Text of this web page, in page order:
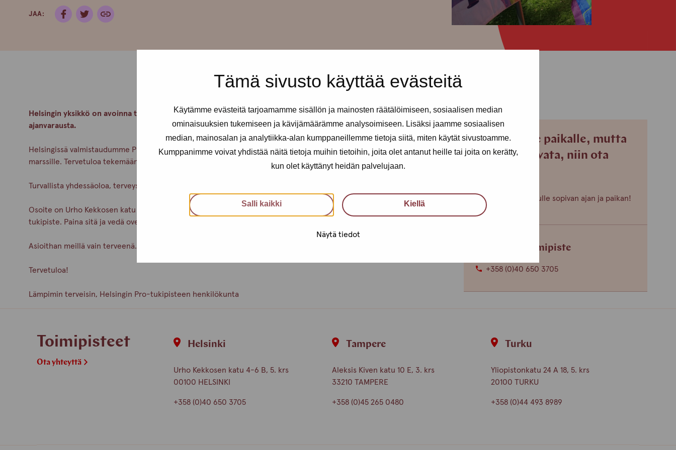
Tämä sivusto käyttää evästeitä
Käytämme evästeitä tarjoamamme sisällön ja mainosten räätälöimiseen, sosiaalisen median
ominaisuuksien tukemiseen ja kävijämäärämme analysoimiseen. Lisäksi jaamme sosiaalisen
median, mainosalan ja analytiikka-alan kumppaneillemme tietoja siitä, miten käytät sivustoamme.
Kumppanimme voivat yhdistää näitä tietoja muihin tietoihin, joita olet antanut heille tai joita on kerätty,
kun olet käyttänyt heidän palvelujaan.
Salli kaikki Kiellä
Näytä tiedot
JAA:
Helsingin yksikkö on avoinna tiistaisin klo 14-18 ja torstaisin klo 12-16 ilman
ajanvarausta.
Helsingissä valmistaudumme Pride-kulkueeseen ja teemme drop-in aikana kylttejä
marssille. Tervetuloa tekemään oma kylttisi ja osallistumaan Pride-huumaan!
Turvallista yhdessäoloa, terveyspalveluita, tukea ja keskusteluapua.
Osoite on Urho Kekkosen katu 4-6 B, 5krs. Alaovella on summeri, jossa lukee Pro-
tukipiste. Paina sitä ja vedä ovenkahvasta.
Asioithan meillä vain terveenä. Pidetään huolta itsestämme ja toisistamme!
Tervetuloa!
Lämpimin terveisin, Helsingin Pro-tukipisteen henkilökunta
Jos et pääse paikalle, mutta
haluaisit tavata, niin ota
Voimme sopia sinulle sopivan ajan ja paikan!
Helsingin toimipiste
+358 (0)40 650 3705
Toimipisteet
Ota yhteyttä
Helsinki
Urho Kekkosen katu 4-6 B, 5. krs
00100 HELSINKI
+358 (0)40 650 3705
Tampere
Aleksis Kiven katu 10 E, 3. krs
33210 TAMPERE
+358 (0)45 265 0480
Turku
Yliopistonkatu 24 A 18, 5. krs
20100 TURKU
+358 (0)44 493 8989